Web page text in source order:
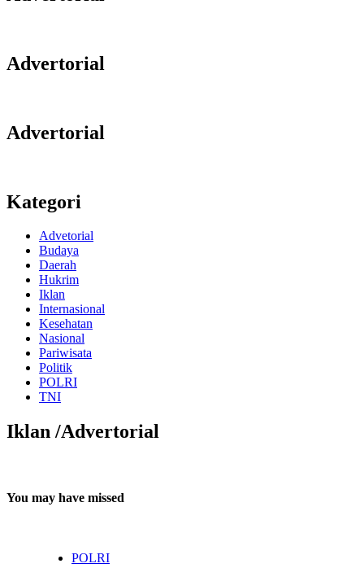
Advertorial
Advertorial
Kategori
Advetorial
Budaya
Daerah
Hukrim
Iklan
Internasional
Kesehatan
Nasional
Pariwisata
Politik
POLRI
TNI
Iklan /Advertorial
You may have missed
POLRI